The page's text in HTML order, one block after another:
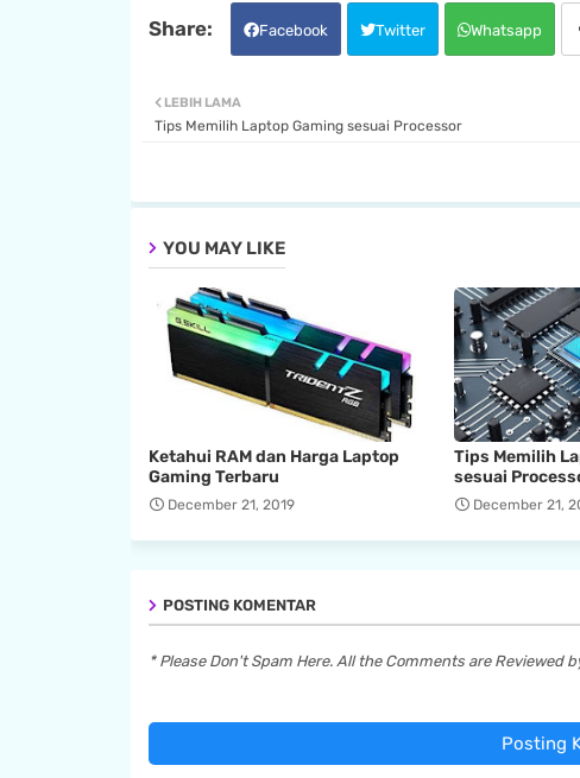
Facebook Twitter Whatsapp
LEBIH LAMA
Tips Memilih Laptop Gaming sesuai Processor
YOU MAY LIKE
Ketahui RAM dan Harga Laptop
Gaming Terbaru
December 21, 2019
Tips Memilih
sesuai
December 21,
POSTING KOMENTAR
* Please Don't Spam Here. All the Comments are Reviewed
Posting